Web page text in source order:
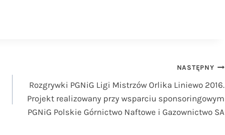
NASTĘPNY
Rozgrywki PGNiG Ligi Mistrzów Orlika Liniewo 2016.
Projekt realizowany przy wsparciu sponsoringowym
PGNiG Polskie Górnictwo Naftowe i Gazownictwo SA